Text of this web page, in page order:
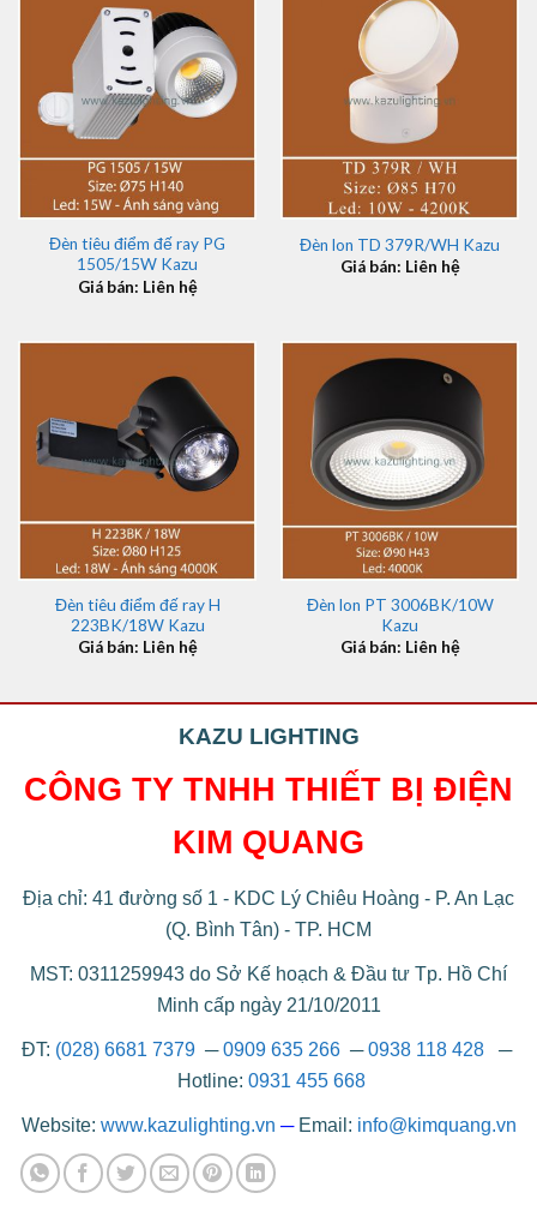
Đèn tiêu điểm đế ray PG
1505/15W Kazu
Giá bán: Liên hệ
Đèn lon TD 379R/WH Kazu
Giá bán: Liên hệ
Đèn tiêu điểm đế ray H
223BK/18W Kazu
Giá bán: Liên hệ
Đèn lon PT 3006BK/10W
Kazu
Giá bán: Liên hệ
KAZU LIGHTING
CÔNG TY TNHH THIẾT BỊ ĐIỆN
KIM QUANG
Địa chỉ: 41 đường số 1 - KDC Lý Chiêu Hoàng - P. An Lạc
(Q. Bình Tân) - TP. HCM
MST: 0311259943 do Sở Kế hoạch & Đầu tư Tp. Hồ Chí
Minh cấp ngày 21/10/2011
ĐT: (028) 6681 7379 ─0909 635 266─0938 118 428─
Hotline: 0931 455 668
Website: www.kazulighting.vn ─ Email: info@kimquang.vn